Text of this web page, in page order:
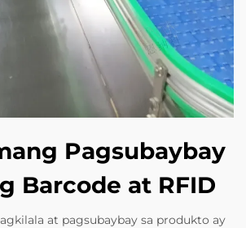
Pagsubaybay
Barcode at RFID
at pagsubaybay sa produkto ay